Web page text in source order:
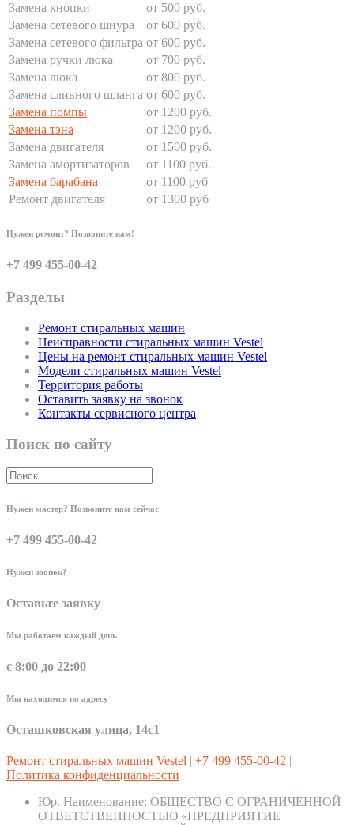
Замена кнопки
от 500 руб.
Замена сетевого шнура
от 600 руб.
Замена сетевого фильтра от 600 руб.
Замена ручки люка
от 700 руб.
Замена люка
от 800 руб.
Замена сливного шланга от 600 руб.
Замена помпы
от 1200 руб.
Замена тэна
от 1200 руб.
Замена двигателя
от 1500 руб.
Замена амортизаторов
от 1100 руб.
Замена барабана
от 1100 руб
Ремонт двигателя
от 1300 руб
Нужен ремонт? Позвоните нам!
+7 499 455-00-42
Разделы
Ремонт стиральных машин
Неисправности стиральных машин Vestel
Цены на ремонт стиральных машин Vestel
Модели стиральных машин Vestel
Территория работы
Оставить заявку на звонок
Контакты сервисного центра
Поиск по сайту
Нужен мастер? Позвоните нам сейчас
+7 499 455-00-42
Нужен звонок?
Оставьте заявку
Мы работаем каждый день
с 8:00 до 22:00
Мы находимся по адресу
Осташковская улица, 14с1
Ремонт стиральных машин Vestel | +7 499 455-00-42 |
Политика конфиденциальности
Юр. Наименование: ОБЩЕСТВО С ОГРАНИЧЕННОЙ
ОТВЕТСТВЕННОСТЬЮ «ПРЕДПРИЯТИЕ